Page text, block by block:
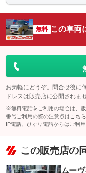
無料 この車両
お気軽にどうぞ。問合せ後に
ドレスは販売店に公開されませ
※無料電話をご利用の場合は、
番号ご利用の際の注意点は こちら
IP電話、ひかり電話からはご利用
この販売店の
ムー